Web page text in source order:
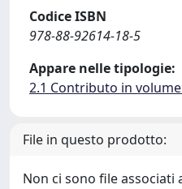
Codice ISBN
978-88-92614-18-5
Appare nelle tipologie:
2.1 Contributo in
File in questo prodotto:
Non ci sono file